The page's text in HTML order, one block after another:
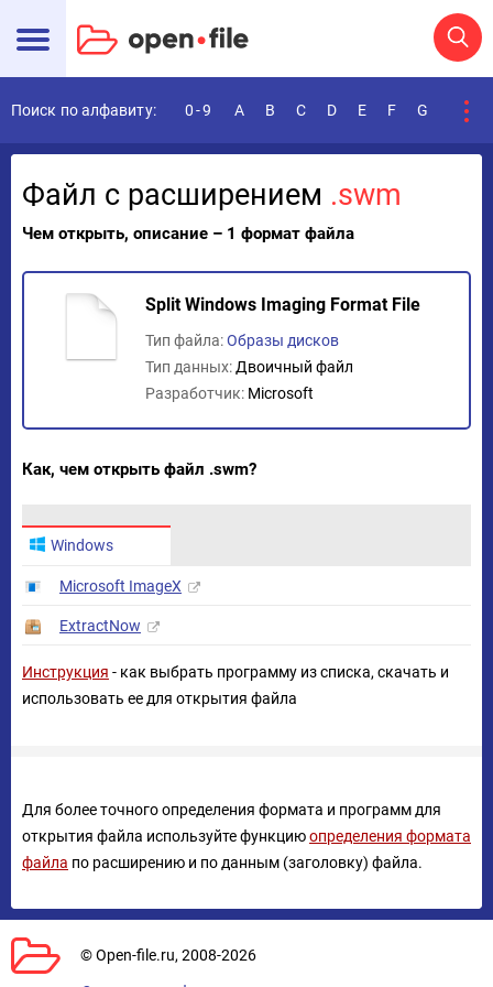
Поиск по алфавиту: 0-9 A B C D E F G
Файл с расширением .swm
Чем открыть, описание – 1 формат файла
Split Windows Imaging Format File
Тип файла:Образы дисков
Тип данных: Двоичный файл
Разработчик: Microsoft
Как, чем открыть файл .swm?
Windows
Microsoft ImageX
ExtractNow
Инструкция - как выбрать программу из списка, скачать и
использовать ее для открытия файла
Для более точного определения формата и программ для
открытия файла используйте функциюопределения формата
файла по расширению и по данным (заголовку) файла.
© Open-file.ru, 2008-2026